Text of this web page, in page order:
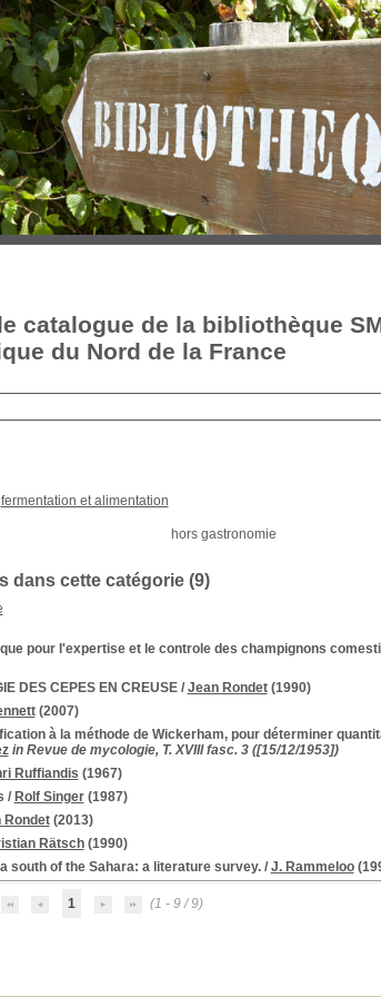
catalogue de la bibliothèque
du Nord de la France
fermentation et alimentation
hors gastronomie
dans cette catégorie (9)
pour l'expertise et le controle des champignons
DES CEPES EN CREUSE/ Jean Rondet(1990)
(2007)
à la méthode de Wickerham, pour déterminer
in Revue de mycologie, T. XVIII fasc. 3 ([15/12/1953])
Ruffiandis (1967)
/ Rolf Singer(1987)
Rondet(2013)
Rätsch(1990)
south of the Sahara: a literature survey./ J. Rammeloo
1 (1 - 9 / 9)